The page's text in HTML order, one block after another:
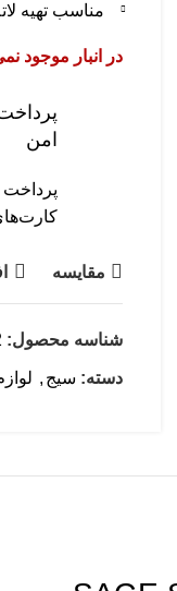
مناسب تهیه
در انبار موجود
امن
پرداخت
مقایسه
شناسه محصول:
دسته: سیج ,